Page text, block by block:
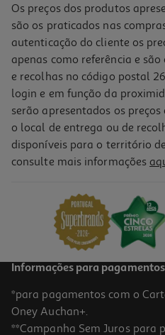
Smartwatch Cmf By Nothing
99,99 €
Os preços dos produtos
são os praticados nas
autenticação do cliente os
apenas como referência e
e recolhas no código postal
login e em função da
serão apresentados os
o local de entrega ou de
disponíveis para o território
consulte mais informações
Informações para
*para pagamentos com o
Oney Auchan+.
**Campanha Sem Juros para